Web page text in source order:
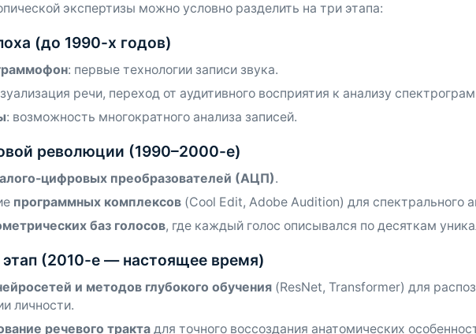
экспертизы можно условно разделить на три этапа:
(до 1990-х годов)
: первые технологии записи звука.
речи, переход от аудитивного восприятия к анализу
: возможность многократного анализа записей.
революции (1990–2000-е)
цифровых преобразователей (АЦП).
программных комплексов (Cool Edit, Adobe Audition) для спектрального
баз голосов, где каждый голос описывался по десяткам
(2010-е — настоящее время)
и методов глубокого обучения (ResNet, Transformer) для
личности.
речевого тракта для точного воссоздания анатомических